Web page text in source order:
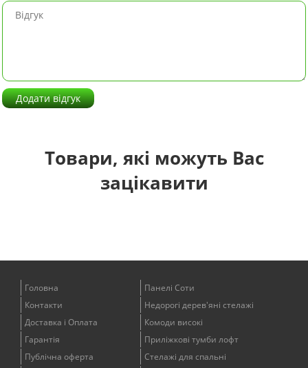
Додати відгук
Товари, які можуть Вас
зацікавити
Головна
Контакти
Доставка і Оплата
Гарантія
Публічна оферта
Панелі Соти
Недорогі дерев'яні стелажі
Комоди високі
Приліжкові тумби лофт
Стелажі для спальні